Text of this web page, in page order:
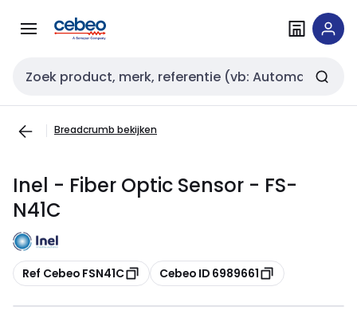
naar
naar
Zoekveld invoer
Breadcrumb bekijken
Inel - Fiber Optic Sensor - FS-
N41C
Kopiëren
Ref Cebeo FSN41C Kopiëren
Cebeo ID 6989661